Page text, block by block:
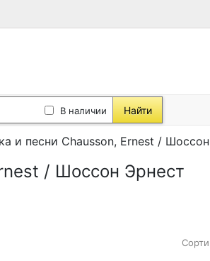
В наличии Найти
и песни Chausson, Ernest /
/ Шоссон Эрнест